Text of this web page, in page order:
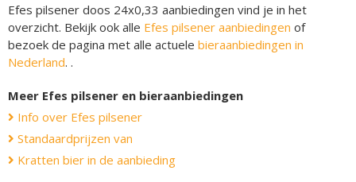
Efes pilsener doos 24x0,33 aanbiedingen vind je in het
overzicht. Bekijk ook alle Efes pilsener aanbiedingen of
bezoek de pagina met alle actuele bieraanbiedingen in
Nederland. .
Meer Efes pilsener en bieraanbiedingen
Info over Efes pilsener
Standaardprijzen van
Kratten bier in de aanbieding